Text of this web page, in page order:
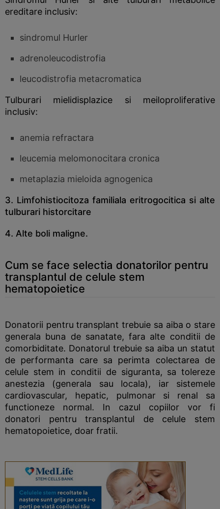
ereditare inclusiv:
sindromul Hurler
adrenoleucodistrofia
leucodistrofia metacromatica
Tulburari mielidisplazice si meiloproliferative
inclusiv:
anemia refractara
leucemia melomonocitara cronica
metaplazia mieloida agnogenica
3. Limfohistiocitoza familiala eritrogocitica si alte
tulburari historcitare
4. Alte boli maligne.
Cum se face selectia donatorilor pentru
transplantul de celule stem
hematopoietice
Donatorii pentru transplant trebuie sa aiba o stare
generala buna de sanatate, fara alte conditii de
comorbiditate. Donatorul trebuie sa aiba un statut
de performanta care sa perimta colectarea de
celule stem in conditii de siguranta, sa tolereze
anestezia (generala sau locala), iar sistemele
cardiovascular, hepatic, pulmonar si renal sa
functioneze normal. In cazul copiilor vor fi
donatori pentru transplantul de celule stem
hematopoietice, doar fratii.